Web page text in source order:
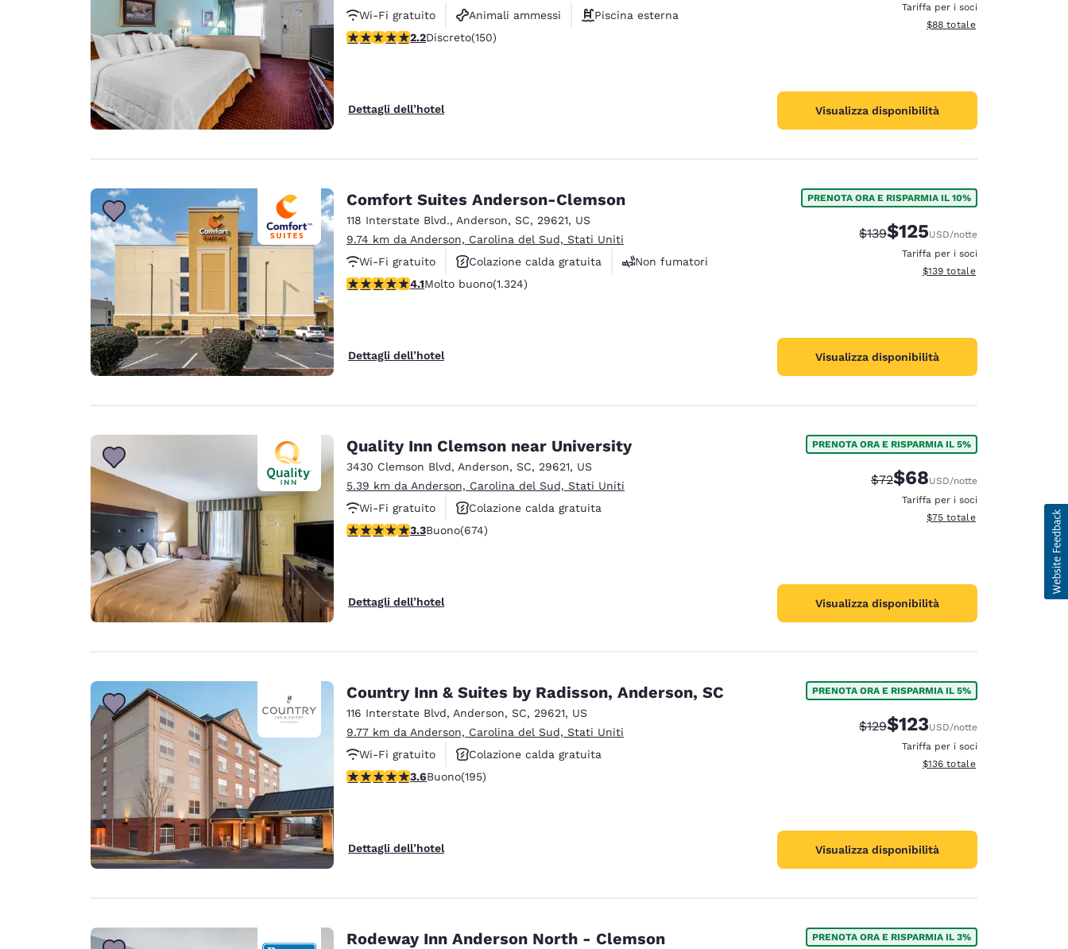
Wi-Fi gratuito
Animali ammessi
Piscina esterna
Valutazione di 2.21 stelle. Discreto. 150 recensioni
2.2Discreto(150)
Dettagli dell’hotel
Tariffa per i soci
Visualizza i dettagli totali
$88 totale
Visualizza disponibilità
Comfort Suites Anderson-Clemson
118 Interstate Blvd., Anderson, SC, 29621, US
9.74 km da Anderson, Carolina del Sud, Stati Uniti
Wi-Fi gratuito
Colazione calda gratuita
Non fumatori
Valutazione di 4.14 stelle. Molto buono. 1324 recensioni
4.1Molto buono(1.324)
Dettagli dell’hotel
PRENOTA ORA E RISPARMIA IL 10%
Tariffa di barratura:
$139Tariffa scontata:
$125USD/notte
Tariffa per i soci
Visualizza i dettagli totali
$139 totale
Visualizza disponibilità
Quality Inn Clemson near University
3430 Clemson Blvd, Anderson, SC, 29621, US
5.39 km da Anderson, Carolina del Sud, Stati Uniti
Wi-Fi gratuito
Colazione calda gratuita
Animali ammessi
Valutazione di 3.34 stelle. Buono. 674 recensioni
3.3Buono(674)
Dettagli dell’hotel
PRENOTA ORA E RISPARMIA IL 5%
Tariffa di barratura:
$72Tariffa scontata:
$68USD/notte
Tariffa per i soci
Visualizza i dettagli totali
$75 totale
Visualizza disponibilità
Country Inn & Suites by Radisson, Anderson, SC
116 Interstate Blvd, Anderson, SC, 29621, US
9.77 km da Anderson, Carolina del Sud, Stati Uniti
Wi-Fi gratuito
Colazione calda gratuita
Animali ammessi
Valutazione di 3.58 stelle. Buono. 195 recensioni
3.6Buono(195)
Dettagli dell’hotel
PRENOTA ORA E RISPARMIA IL 5%
Tariffa di barratura:
$129Tariffa scontata:
$123USD/notte
Tariffa per i soci
Visualizza i dettagli totali
$136 totale
Visualizza disponibilità
Rodeway Inn Anderson North - Clemson PRENOTA ORA E RISPARMIA IL 3%